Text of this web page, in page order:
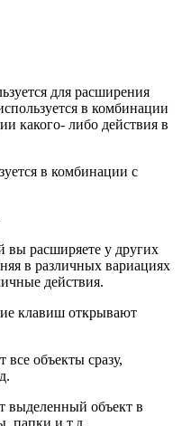
для расширения
в комбинации
какого- либо действия в
в комбинации с
вы расширяете у других
в различных вариациях
действия.
клавиш открывают
все объекты сразу,
выделенный объект в
папки и т.д.